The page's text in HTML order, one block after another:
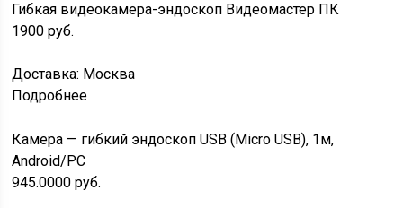
Гибкая видеокамера-эндоскоп Видеомастер ПК
1900руб.
Доставка: Москва
Подробнее
Камера — гибкий эндоскоп USB (Micro USB), 1м,
Android/PC
945.0000руб.